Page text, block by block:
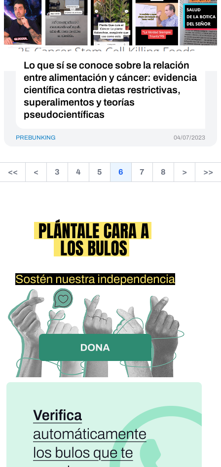
Lo que sí se conoce sobre la relación
entre alimentación y cáncer: evidencia
científica contra dietas restrictivas,
superalimentos y teorías
pseudocientíficas
PREBUNKING 04/07/2023
<< < 3 4 5 6 7 8 > >>